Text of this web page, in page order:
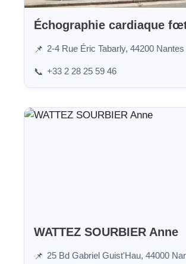
Échographie cardiaque
📌 2-4 Rue Éric Tabarly, 44200 Nantes
📞 +33 2 28 25 59 46
WATTEZ SOURBIER Anne
📌 25 Bd Gabriel Guist'Hau, 44000